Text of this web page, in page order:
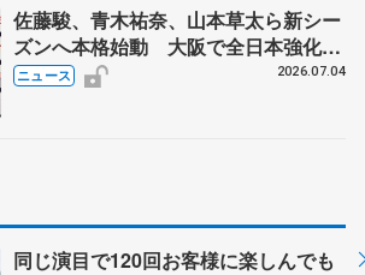
佐藤駿、青木祐奈、山本草太ら新シー
ズンへ本格始動 大阪で全日本強化合
宿 シニアデビューの島田麻央らも
ニュース 2026.07.04
同じ演目で120回お客様に楽しんでも